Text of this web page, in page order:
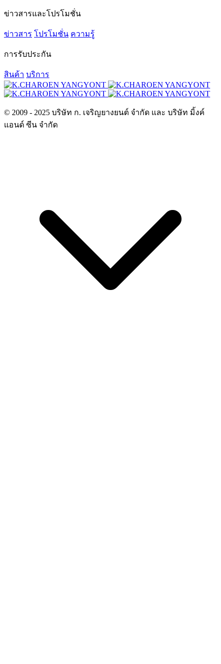
ข่าวสารและโปรโมชั่น
ข่าวสาร โปรโมชั่น ความรู้
การรับประกัน
สินค้า บริการ
© 2009 - 2025 บริษัท ก. เจริญยางยนต์ จำกัด และ บริษัท มิ้งค์
แอนด์ ซีน จำกัด